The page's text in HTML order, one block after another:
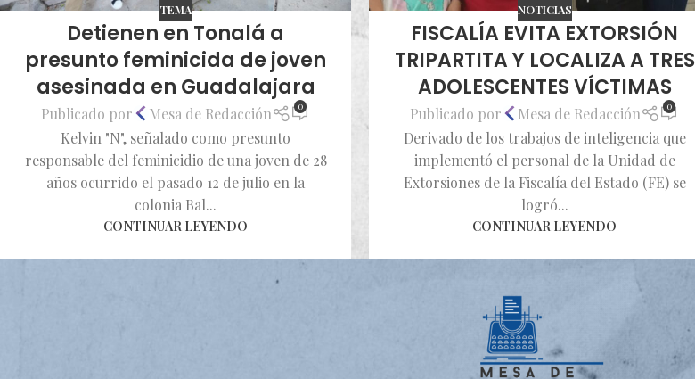
TEMA
Detienen en Tonalá a
presunto feminicida de joven
asesinada en Guadalajara
Publicado por Mesa de Redacción 0
Kelvin "N", señalado como presunto
responsable del feminicidio de una joven de 28
años ocurrido el pasado 12 de julio en la
colonia Bal...
CONTINUAR LEYENDO
NOTICIAS
FISCALÍA EVITA EXTORSIÓN
TRIPARTITA Y LOCALIZA A TRES
ADOLESCENTES VÍCTIMAS
Publicado por Mesa de Redacción 0
Derivado de los trabajos de inteligencia que
implementó el personal de la Unidad de
Extorsiones de la Fiscalía del Estado (FE) se
logró...
CONTINUAR LEYENDO